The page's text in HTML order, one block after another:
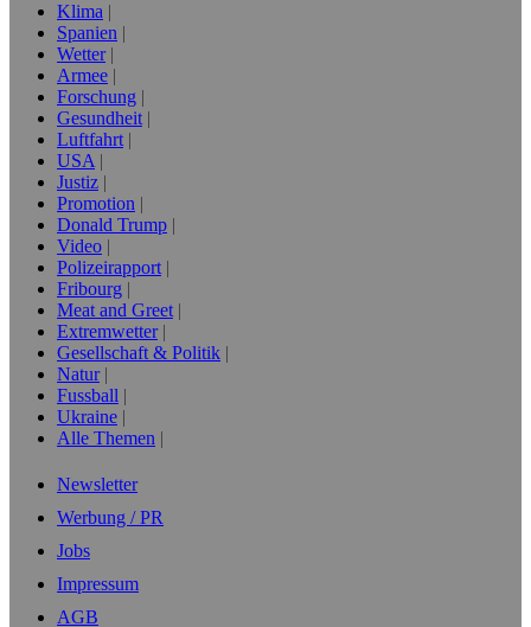
Klima
Spanien
Wetter
Armee
Forschung
Gesundheit
Luftfahrt
USA
Justiz
Promotion
Donald Trump
Video
Polizeirapport
Fribourg
Meat and Greet
Extremwetter
Gesellschaft & Politik
Natur
Fussball
Ukraine
Alle Themen
Newsletter
Werbung / PR
Jobs
Impressum
AGB